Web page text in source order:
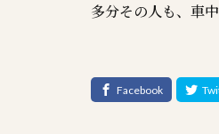
多分その人も、車